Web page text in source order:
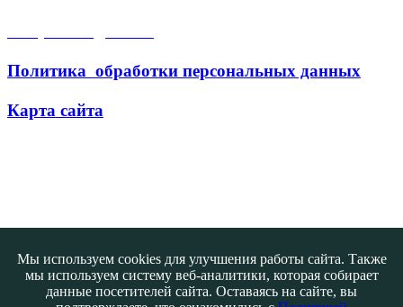
Политика обработки персональных данных
Карта сайта
Мы используем cookies для улучшения работы сайта. Также
мы используем систему веб-аналитики, которая собирает
данные посетителей сайта. Оставаясь на сайте, вы